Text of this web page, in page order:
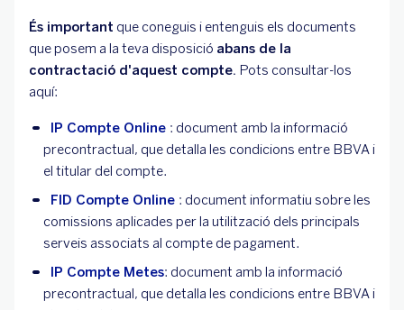
És important que coneguis i entenguis els documents
que posem a la teva disposició abans de la
contractació d'aquest compte. Pots consultar-los
aquí:
IP Compte Online : document amb la informació
precontractual, que detalla les condicions entre BBVA i
el titular del compte.
FID Compte Online : document informatiu sobre les
comissions aplicades per la utilització dels principals
serveis associats al compte de pagament.
IP Compte Metes: document amb la informació
precontractual, que detalla les condicions entre BBVA i